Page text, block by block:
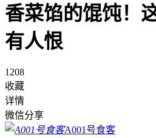
香菜馅的馄饨！
有人恨
1208
收藏
详情
微信分享
A001号食客